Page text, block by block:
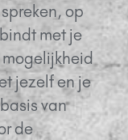
op
met je
jezelf en je
van
de